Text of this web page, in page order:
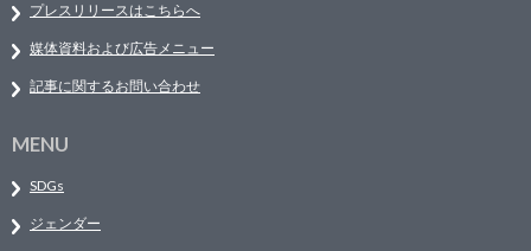
プレスリリースはこちらへ
媒体資料および広告メニュー
記事に関するお問い合わせ
MENU
SDGs
ジェンダー